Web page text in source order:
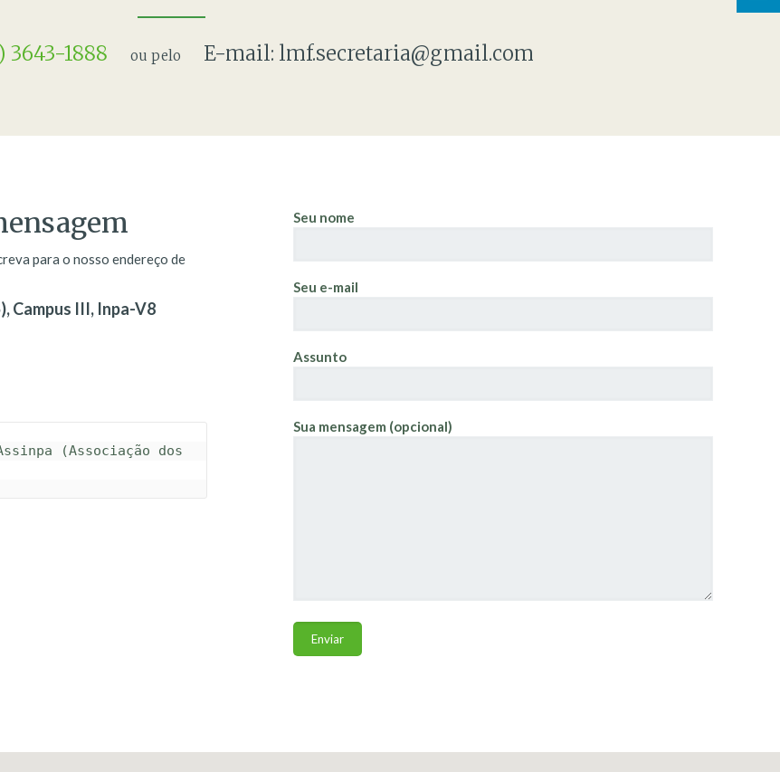
3643-1888 ou pelo E-mail: lmf.secretaria@gmail.com
para o nosso endereço de
Campus III, Inpa-V8
(Associação dos
Seu nome
Seu e-mail
Assunto
Sua mensagem (opcional)